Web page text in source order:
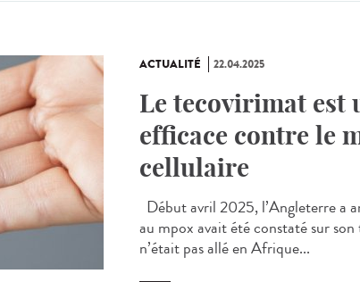
ACTUALITÉ 22.04.2025
Le tecovirimat est
efficace contre le
cellulaire
Début avril 2025, l’Angleterre a
au mpox avait été constaté sur
n’était pas allé en Afrique...